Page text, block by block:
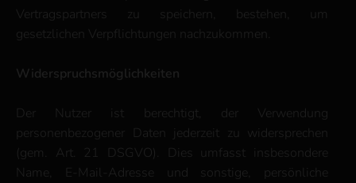
Vertragspartners zu speichern, bestehen, um
gesetzlichen Verpflichtungen nachzukommen.
Widerspruchsmöglichkeiten
Der Nutzer ist berechtigt, der Verwendung
personenbezogener Daten jederzeit zu widersprechen
(gem. Art. 21 DSGVO). Dies umfasst insbesondere
Name, E-Mail-Adresse und sonstige, persönliche